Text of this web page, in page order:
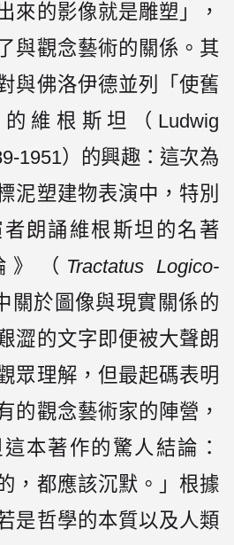
來的影像就是雕塑」，
與觀念藝術的關係。其
與佛洛伊德並列「使舊
維根斯坦（Ludwig
1951）的興趣：這次為
泥塑建物表演中，特別
朗誦維根斯坦的名著
》（ Tractatus Logico-
關於圖像與現實關係的
澀的文字即便被大聲朗
眾理解，但最起碼表明
的觀念藝術家的陣營，
本著作的驚人結論：
，都應該沉默。」根據
是哲學的本質以及人類